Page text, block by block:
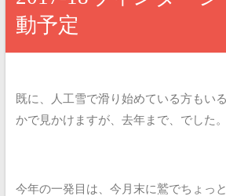
動予定
既に、人工雪で滑り始めている方もいる
かで見かけますが、去年まで、でした。
今年の一発目は、今月末に鷲でちょっ